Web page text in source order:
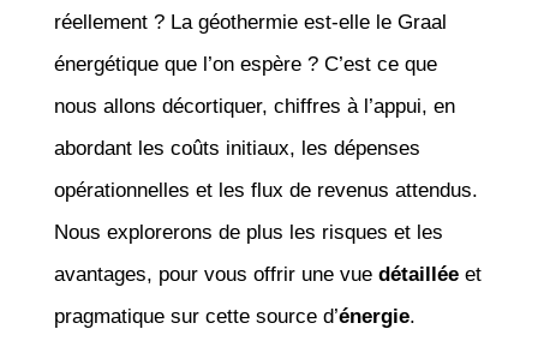
réellement ? La géothermie est-elle le Graal
énergétique que l’on espère ? C’est ce que
nous allons décortiquer, chiffres à l’appui, en
abordant les coûts initiaux, les dépenses
opérationnelles et les flux de revenus attendus.
Nous explorerons de plus les risques et les
avantages, pour vous offrir une vue détailléeet
pragmatique sur cette source d’énergie.